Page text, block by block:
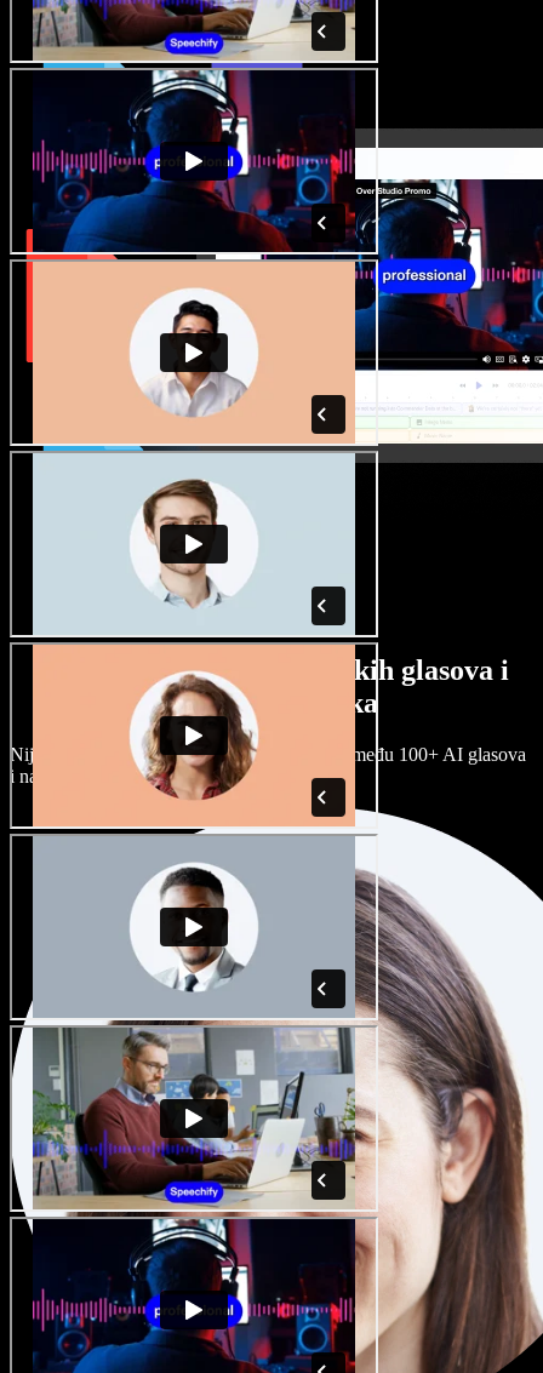
Veliki izbor muških i ženskih glasova i
raznih naglasaka
Nijedan projekt ne mora zvučati isto. Birajte među 100+ AI glasova
i naglasaka i prilagodite ih sebi.